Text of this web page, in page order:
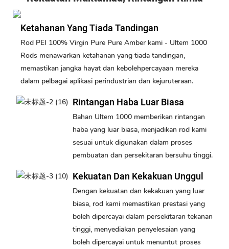
Ketahanan Yang Tiada Tandingan
Rod PEI 100% Virgin Pure Pure Amber kami - Ultem 1000
Rods menawarkan ketahanan yang tiada tandingan,
memastikan jangka hayat dan kebolehpercayaan mereka
dalam pelbagai aplikasi perindustrian dan kejuruteraan.
Rintangan Haba Luar Biasa
Bahan Ultem 1000 memberikan rintangan
haba yang luar biasa, menjadikan rod kami
sesuai untuk digunakan dalam proses
pembuatan dan persekitaran bersuhu tinggi.
Kekuatan Dan Kekakuan Unggul
Dengan kekuatan dan kekakuan yang luar
biasa, rod kami memastikan prestasi yang
boleh dipercayai dalam persekitaran tekanan
tinggi, menyediakan penyelesaian yang
boleh dipercayai untuk menuntut proses